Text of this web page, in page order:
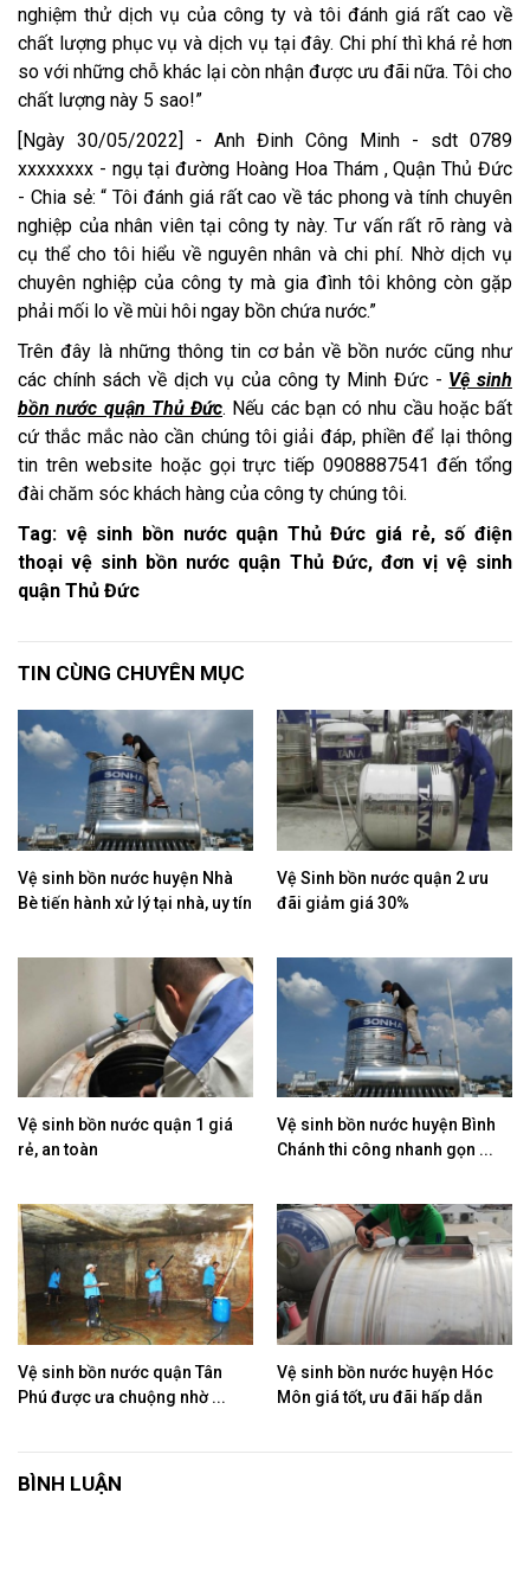
nghiệm thử dịch vụ của công ty và tôi đánh giá rất cao về
chất lượng phục vụ và dịch vụ tại đây. Chi phí thì khá rẻ hơn
so với những chỗ khác lại còn nhận được ưu đãi nữa. Tôi cho
chất lượng này 5 sao!”
[Ngày 30/05/2022] - Anh Đinh Công Minh - sdt 0789
xxxxxxxx - ngụ tại đường Hoàng Hoa Thám , Quận Thủ Đức
- Chia sẻ: “ Tôi đánh giá rất cao về tác phong và tính chuyên
nghiệp của nhân viên tại công ty này. Tư vấn rất rõ ràng và
cụ thể cho tôi hiểu về nguyên nhân và chi phí. Nhờ dịch vụ
chuyên nghiệp của công ty mà gia đình tôi không còn gặp
phải mối lo về mùi hôi ngay bồn chứa nước.”
Trên đây là những thông tin cơ bản về bồn nước cũng như
các chính sách về dịch vụ của công ty Minh Đức - Vệ sinh
bồn nước quận Thủ Đức. Nếu các bạn có nhu cầu hoặc bất
cứ thắc mắc nào cần chúng tôi giải đáp, phiền để lại thông
tin trên website hoặc gọi trực tiếp 0908887541 đến tổng
đài chăm sóc khách hàng của công ty chúng tôi.
Tag: vệ sinh bồn nước quận Thủ Đức giá rẻ, số điện
thoại vệ sinh bồn nước quận Thủ Đức, đơn vị vệ sinh
quận Thủ Đức
TIN CÙNG CHUYÊN MỤC
Vệ sinh bồn nước huyện Nhà
Bè tiến hành xử lý tại nhà, uy tín
Vệ Sinh bồn nước quận 2 ưu
đãi giảm giá 30%
Vệ sinh bồn nước quận 1 giá
rẻ, an toàn
Vệ sinh bồn nước huyện Bình
Chánh thi công nhanh gọn ...
Vệ sinh bồn nước quận Tân
Phú được ưa chuộng nhờ ...
Vệ sinh bồn nước huyện Hóc
Môn giá tốt, ưu đãi hấp dẫn
BÌNH LUẬN